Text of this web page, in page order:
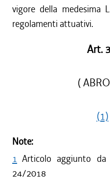
vigore della medesima
regolamenti attuativi.
Art.
(
(1)
Note:
1 Articolo aggiunto
24/2018